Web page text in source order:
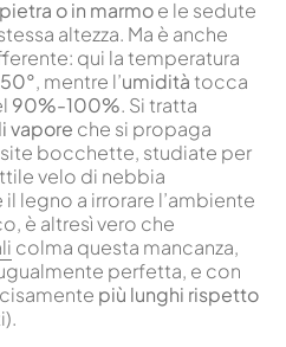
o in marmoe le sedute
altezza. Ma è anche
qui la temperatura
, mentre l’umiditàtocca
90%-100%. Si tratta
vapore che si propaga
bocchette, studiate per
velo di nebbia
legno a irrorare l’ambiente
è altresì vero che
colma questa mancanza,
perfetta, e con
più lunghi rispetto